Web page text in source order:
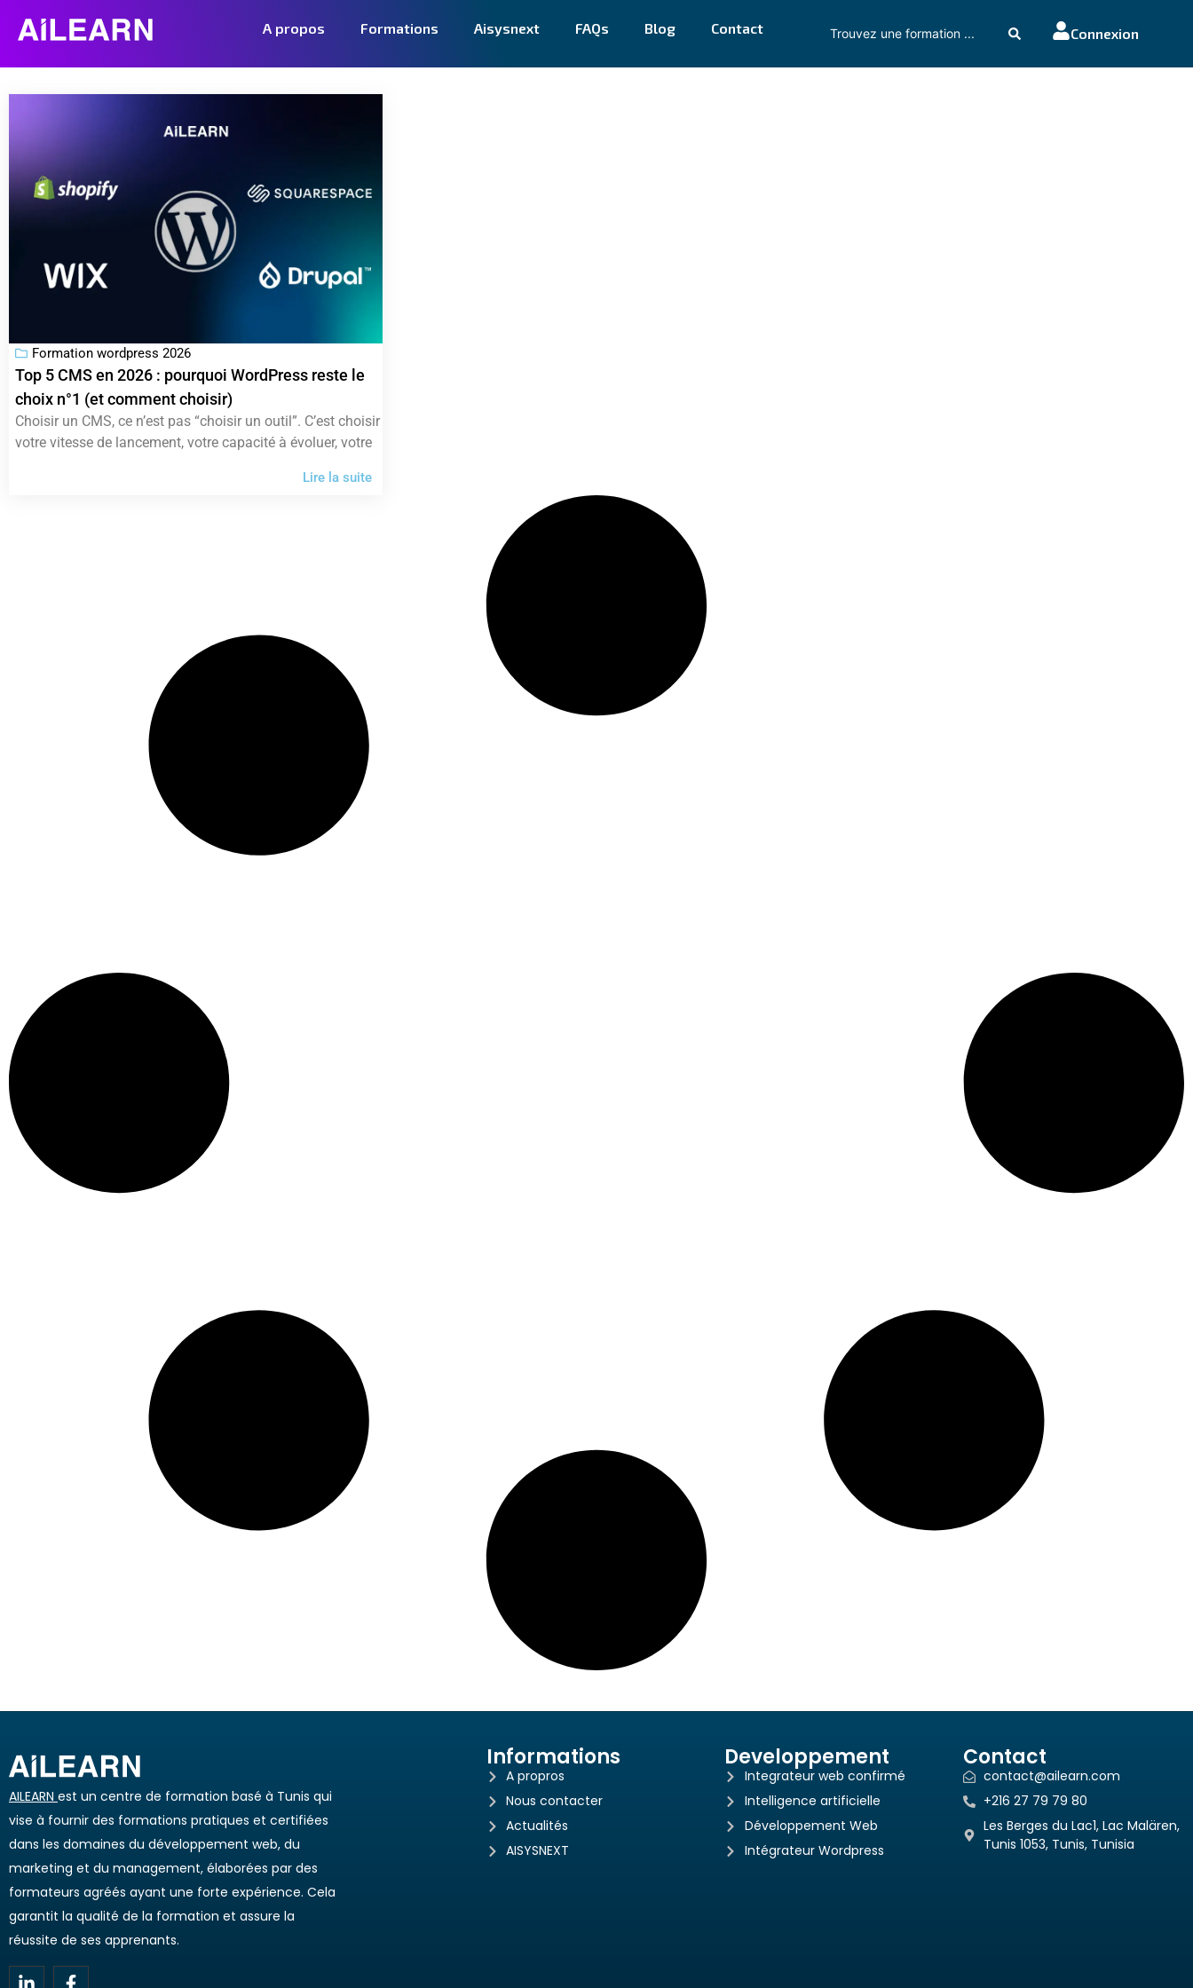
A propos Formations Aisysnext FAQs Blog Contact Connexion
Formation wordpress 2026
Top 5 CMS en 2026 : pourquoi WordPress reste le
choix n°1 (et comment choisir)
Choisir un CMS, ce n’est pas “choisir un outil”. C’est choisir
votre vitesse de lancement, votre capacité à évoluer, votre
Lire la suite
AILEARN est un centre de formation basé à Tunis qui
vise à fournir des formations pratiques et certifiées
dans les domaines du développement web, du
marketing et du management, élaborées par des
formateurs agréés ayant une forte expérience. Cela
garantit la qualité de la formation et assure la
réussite de ses apprenants.
Informations
A propros
Nous contacter
Actualités
AISYSNEXT
Developpement
Integrateur web confirmé
Intelligence artificielle
Développement Web
Intégrateur Wordpress
Contact
contact@ailearn.com
+216 27 79 79 80
Les Berges du Lac1, Lac Malären,
Tunis 1053, Tunis, Tunisia